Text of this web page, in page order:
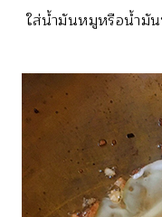
ใส่น้ำมันหมูหรือน้ำมั